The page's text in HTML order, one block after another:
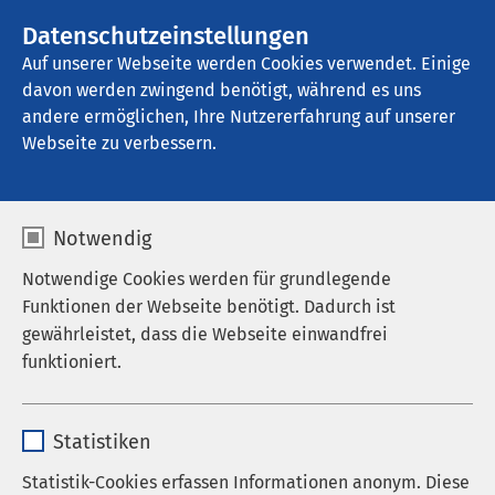
Datenschutzeinstellungen
Auf unserer Webseite werden Cookies verwendet. Einige
davon werden zwingend benötigt, während es uns
andere ermöglichen, Ihre Nutzererfahrung auf unserer
Webseite zu verbessern.
Notwendig
Notwendige Cookies werden für grundlegende
Funktionen der Webseite benötigt. Dadurch ist
gewährleistet, dass die Webseite einwandfrei
funktioniert.
Anbieter sgalinski
Statistiken
Statistik-Cookies erfassen Informationen anonym. Diese
AMEOS Seeklinikum Brunnen - Ambulante
Dienste